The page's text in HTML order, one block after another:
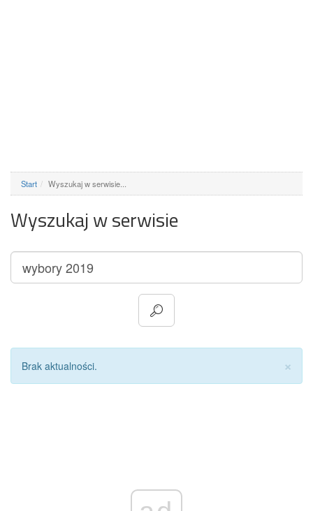
Start Wyszukaj w serwisie...
Wyszukaj w serwisie
×
Brak aktualności.